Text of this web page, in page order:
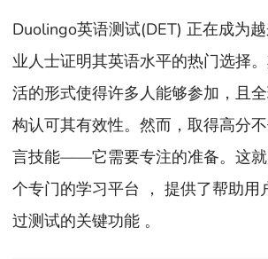
Duolingo英语测试(DET) 正在成为
业人士证明其英语水平的热门选择
活的形式使得许多人能够参加，且
构认可其有效性。然而，取得高分
言技能——它需要专注的准备。这
个专门的学习平台 ， 提供了帮助用
过测试的关键功能 。